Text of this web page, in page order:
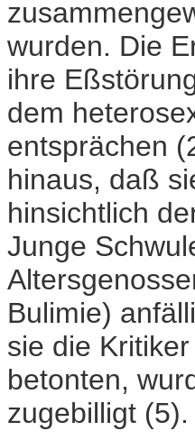
wurden. Die
ihre
dem
entsprächen
hinaus, daß
hinsichtlich
Junge
Bulimie)
sie die
betonten,
zugebilligt (5).